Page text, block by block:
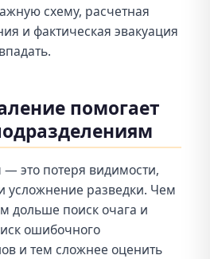
схему, расчетная
и фактическая эвакуация
помогает
это потеря видимости,
усложнение разведки. Чем
дольше поиск очага и
ошибочного
и тем сложнее оценить